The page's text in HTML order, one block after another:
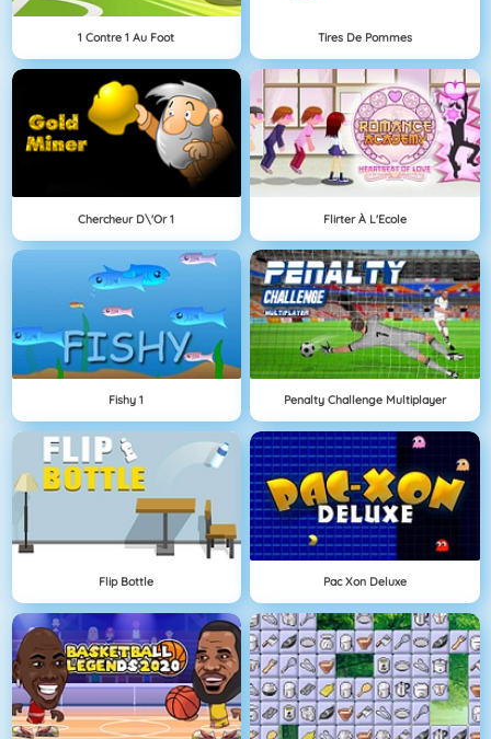
1 Contre 1 Au Foot Tires De Pommes
Chercheur D\'Or 1 Flirter À L'Ecole
Fishy 1 Penalty Challenge Multiplayer
Flip Bottle Pac Xon Deluxe